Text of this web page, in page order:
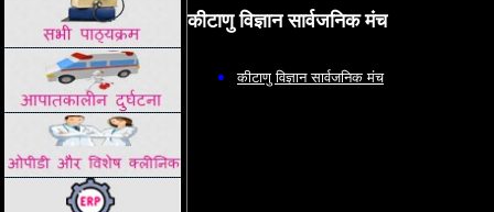
कीटाणु विज्ञान सार्वजनिक मंच
कीटाणु विज्ञान सार्वजनिक मंच